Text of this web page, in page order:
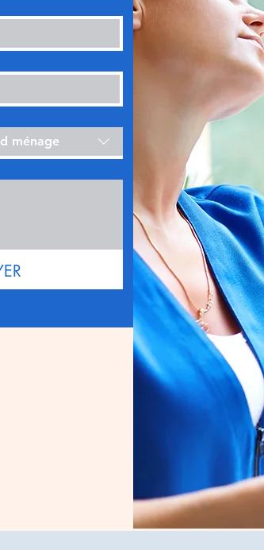
ménage